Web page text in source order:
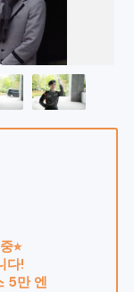
⭐︎
다!
5만 엔